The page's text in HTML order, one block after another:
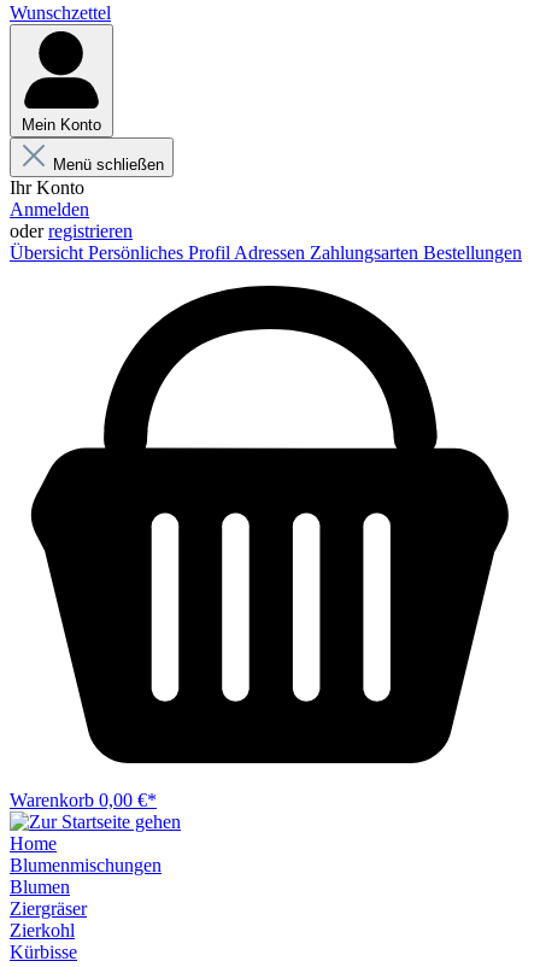
Wunschzettel
Mein Konto
Menü schließen
Ihr Konto
Anmelden
oderregistrieren
Übersicht Persönliches Profil Adressen Zahlungsarten Bestellungen
Warenkorb 0,00 €*
Home
Blumenmischungen
Blumen
Ziergräser
Zierkohl
Kürbisse